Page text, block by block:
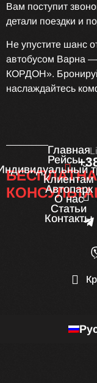
Вам поступит
детали поездки и
Не упустите шанс
автобусом Варна
КОРДОН».
наслаждайтесь
Главная
Рейсы
Клиентам
Автопарк
О нас
Статьи
Контакты